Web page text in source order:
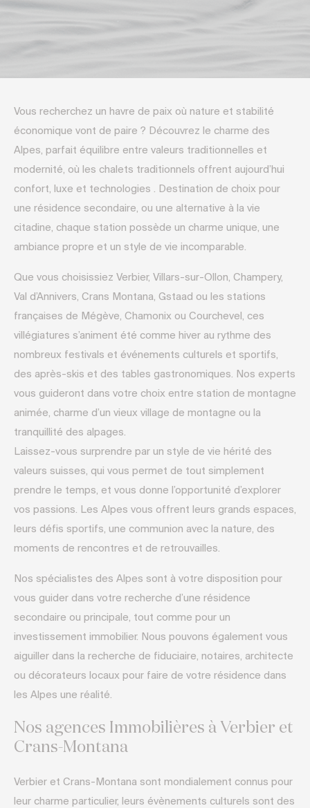
Vous recherchez un havre de paix où nature et stabilité
économique vont de paire ? Découvrez le charme des
Alpes, parfait équilibre entre valeurs traditionnelles et
modernité, où les chalets traditionnels offrent aujourd’hui
confort, luxe et technologies . Destination de choix pour
une résidence secondaire, ou une alternative à la vie
citadine, chaque station possède un charme unique, une
ambiance propre et un style de vie incomparable.
Que vous choisissiez Verbier, Villars-sur-Ollon, Champery,
Val d’Annivers, Crans Montana, Gstaad ou les stations
françaises de Mégève, Chamonix ou Courchevel, ces
villégiatures s’animent été comme hiver au rythme des
nombreux festivals et événements culturels et sportifs,
des après-skis et des tables gastronomiques. Nos experts
vous guideront dans votre choix entre station de montagne
animée, charme d’un vieux village de montagne ou la
tranquillité des alpages.
Laissez-vous surprendre par un style de vie hérité des
valeurs suisses, qui vous permet de tout simplement
prendre le temps, et vous donne l’opportunité d’explorer
vos passions. Les Alpes vous offrent leurs grands espaces,
leurs défis sportifs, une communion avec la nature, des
moments de rencontres et de retrouvailles.
Nos spécialistes des Alpes sont à votre disposition pour
vous guider dans votre recherche d’une résidence
secondaire ou principale, tout comme pour un
investissement immobilier. Nous pouvons également vous
aiguiller dans la recherche de fiduciaire, notaires, architecte
ou décorateurs locaux pour faire de votre résidence dans
les Alpes une réalité.
Nos agences Immobilières à Verbier et
Crans-Montana
Verbier et Crans-Montana sont mondialement connus pour
leur charme particulier, leurs évènements culturels sont des